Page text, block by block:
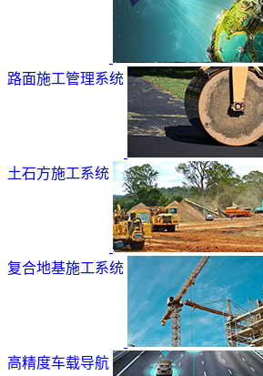
路面施工管理系统
土石方施工系统
复合地基施工系统
高精度车载导航